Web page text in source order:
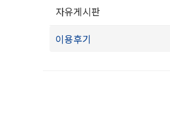
자유게시판
이용후기